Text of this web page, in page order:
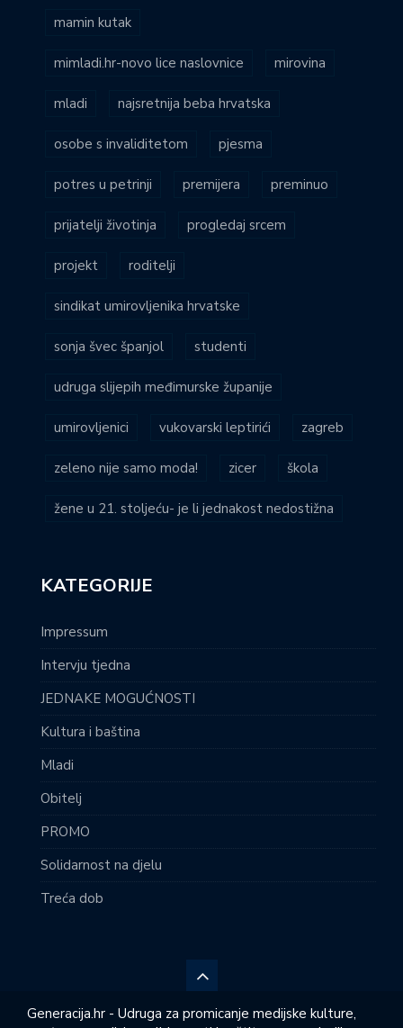
mamin kutak
mimladi.hr-novo lice naslovnice mirovina
mladi najsretnija beba hrvatska
osobe s invaliditetom pjesma
potres u petrinji premijera preminuo
prijatelji životinja progledaj srcem
projekt roditelji
sindikat umirovljenika hrvatske
sonja švec španjol studenti
udruga slijepih međimurske županije
umirovljenici vukovarski leptirići zagreb
zeleno nije samo moda! zicer škola
žene u 21. stoljeću- je li jednakost nedostižna
KATEGORIJE
Impressum
Intervju tjedna
JEDNAKE MOGUĆNOSTI
Kultura i baština
Mladi
Obitelj
PROMO
Solidarnost na djelu
Treća dob
Generacija.hr - Udruga za promicanje medijske kulture,